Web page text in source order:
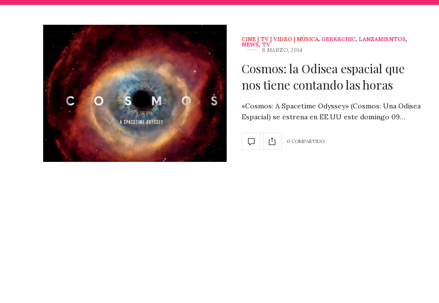
CINE | TV | VIDEO | MÚSICA, GEEK&CHIC, LANZAMIENTOS,
NEWS, TV
8 MARZO, 2014
Cosmos: la Odisea espacial que
nos tiene contando las horas
«Cosmos: A Spacetime Odyssey» (Cosmos: Una Odisea
Espacial) se estrena en EE.UU este domingo 09…
0 COMPARTIDO